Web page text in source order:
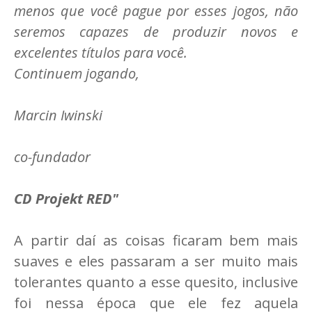
menos que você pague por esses jogos, não
seremos capazes de produzir novos e
excelentes títulos para você.
Continuem jogando,
Marcin Iwinski
co-fundador
CD Projekt RED"
A partir daí as coisas ficaram bem mais
suaves e eles passaram a ser muito mais
tolerantes quanto a esse quesito, inclusive
foi nessa época que ele fez aquela